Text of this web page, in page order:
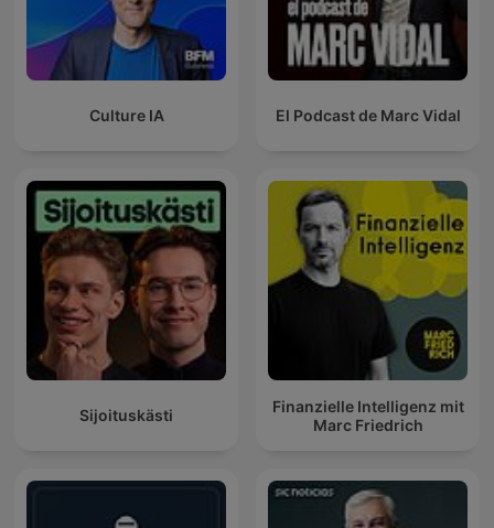
Culture IA El Podcast de Marc Vidal
Sijoituskästi
Finanzielle Intelligenz mit
Marc Friedrich